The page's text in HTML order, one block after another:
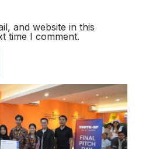
and website in this
time I comment.